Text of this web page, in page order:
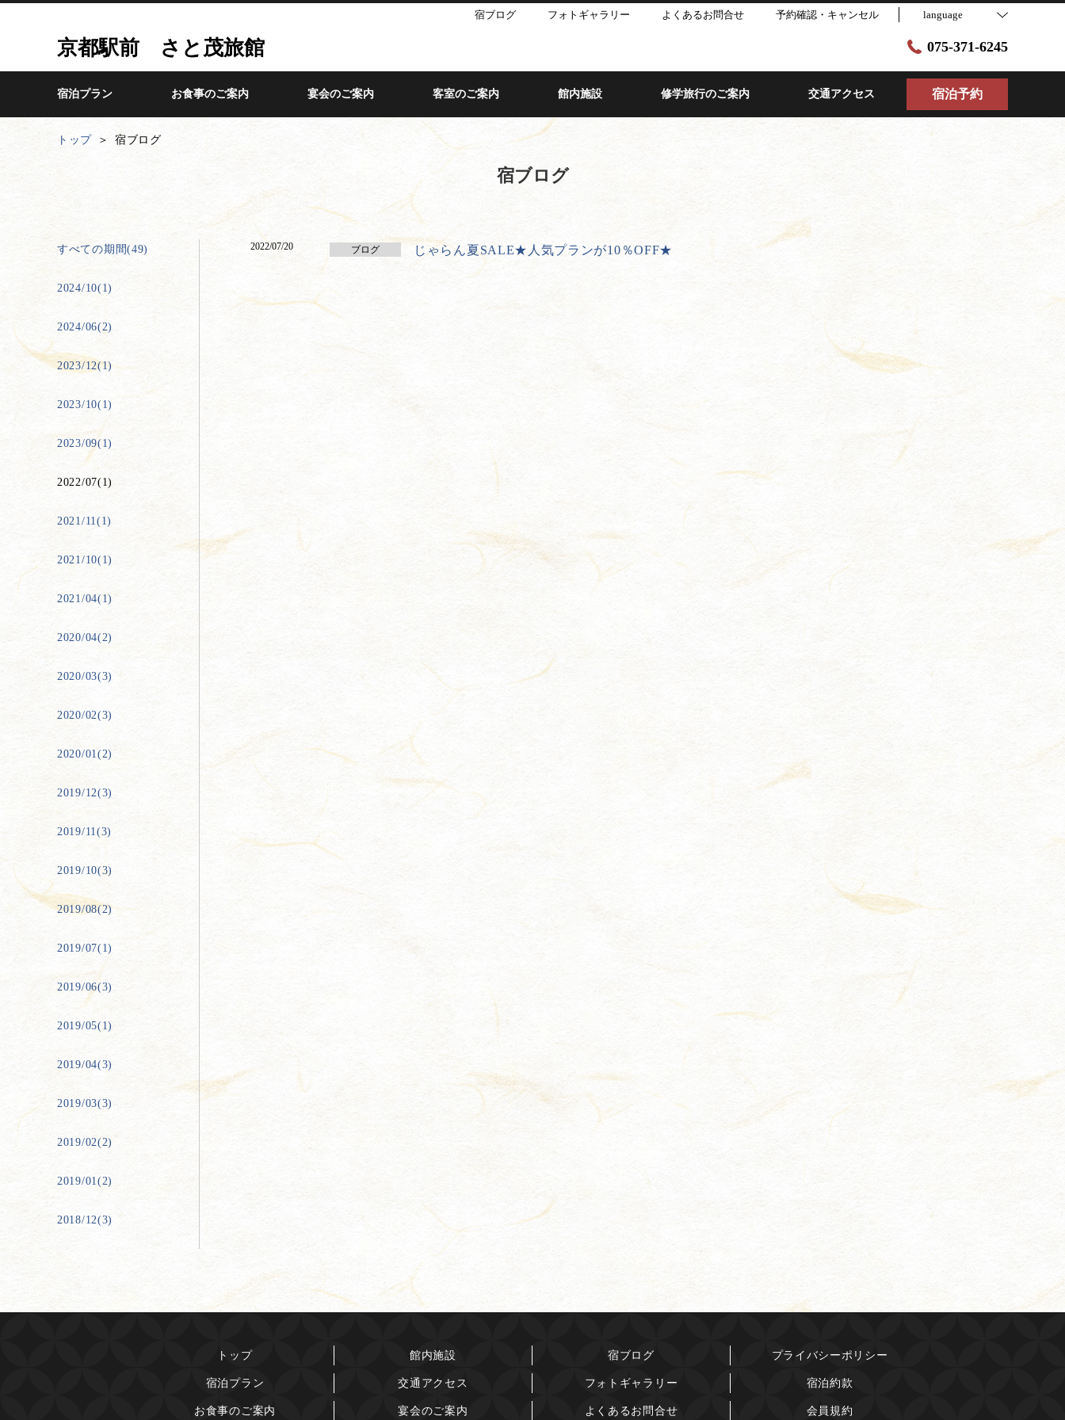
宿ブログ フォトギャラリー よくあるお問合せ 予約確認・キャンセル language
京都駅前 さと茂旅館 075-371-6245
宿泊プラン お食事のご案内 宴会のご案内 客室のご案内 館内施設 修学旅行のご案内 交通アクセス 宿泊予約
トップ 宿ブログ
宿ブログ
すべての期間(49)
2024/10(1)
2024/06(2)
2023/12(1)
2023/10(1)
2023/09(1)
2022/07(1)
2021/11(1)
2021/10(1)
2021/04(1)
2020/04(2)
2020/03(3)
2020/02(3)
2020/01(2)
2019/12(3)
2019/11(3)
2019/10(3)
2019/08(2)
2019/07(1)
2019/06(3)
2019/05(1)
2019/04(3)
2019/03(3)
2019/02(2)
2019/01(2)
2018/12(3)
2022/07/20 ブログ じゃらん夏SALE★人気プランが10％OFF★
トップ
宿泊プラン
お食事のご案内
館内施設
交通アクセス
宴会のご案内
宿ブログ
フォトギャラリー
よくあるお問合せ
プライバシーポリシー
宿泊約款
会員規約